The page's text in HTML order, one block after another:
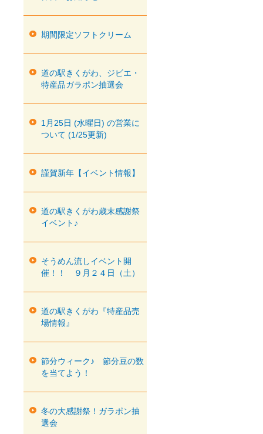
期間限定ソフトクリーム
道の駅きくがわ、ジビエ・
特産品ガラポン抽選会
1月25日 (水曜日) の営業に
ついて (1/25更新)
謹賀新年【イベント情報】
道の駅きくがわ歳末感謝祭
イベント♪
そうめん流しイベント開
催！！ ９月２４日（土）
道の駅きくがわ『特産品売
場情報』
節分ウィーク♪ 節分豆の数
を当てよう！
冬の大感謝祭！ガラポン抽
選会